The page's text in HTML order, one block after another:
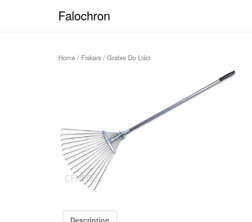
Falochron
Home / Fiskars / Grabie Do Liści